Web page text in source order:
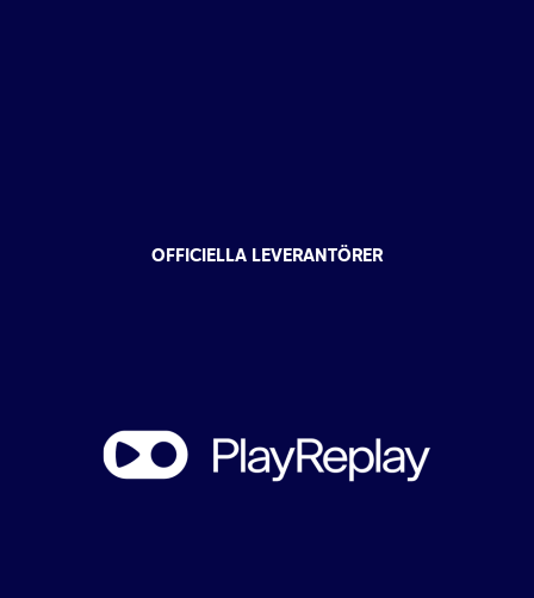
OFFICIELLA LEVERANTÖRER